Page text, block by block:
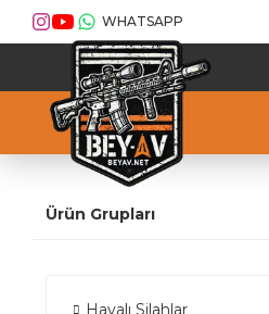
WHATSAPP
Ürün Grupları
Havalı Silahlar